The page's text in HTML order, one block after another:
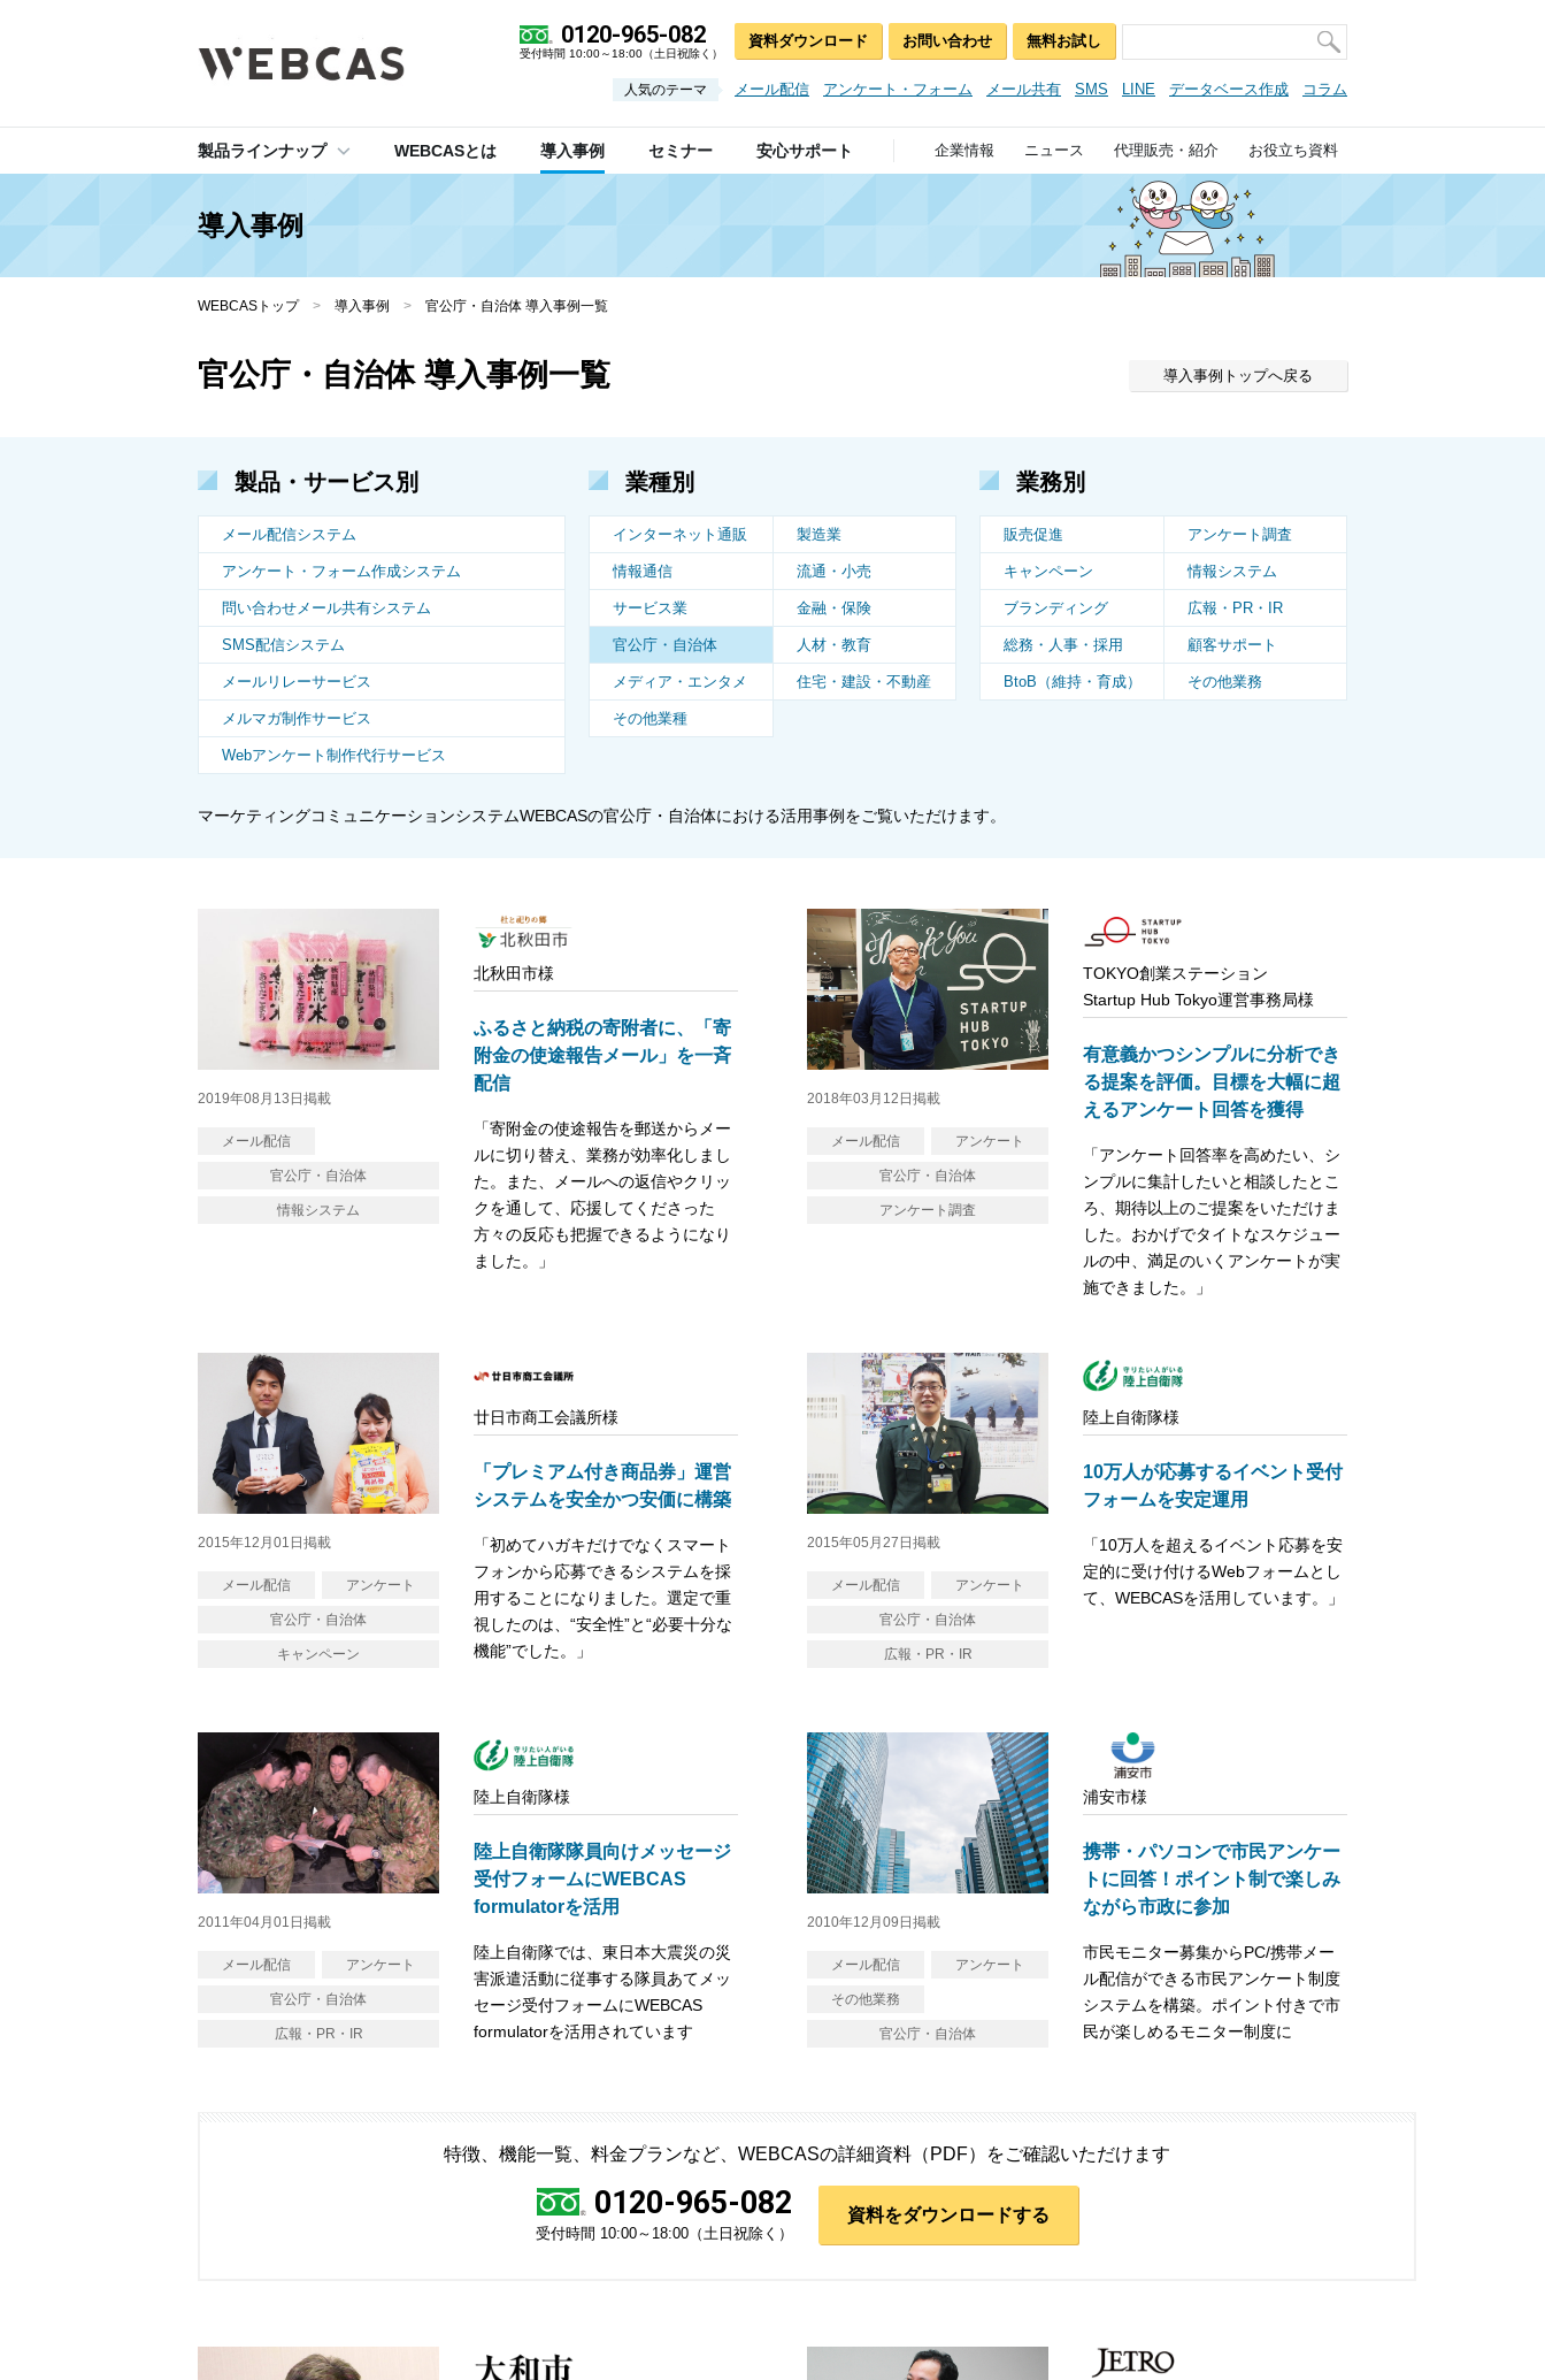
製品ラインナップ WEBCASとは 導入事例 セミナー 安心サポート 企業情報 ニュース 代理販売・紹介 お役立ち資料
0120-965-082
受付時間 10:00～18:00（土日祝除く）
資料ダウンロード お問い合わせ 無料お試し
人気のテーマ メール配信 アンケート・フォーム メール共有 SMS LINE データベース作成 コラム
導入事例
WEBCASトップ > 導入事例 > 官公庁・自治体 導入事例一覧
官公庁・自治体 導入事例一覧 導入事例トップへ戻る
製品・サービス別
メール配信システム
アンケート・フォーム作成システム
問い合わせメール共有システム
SMS配信システム
メールリレーサービス
メルマガ制作サービス
Webアンケート制作代行サービス
業種別
インターネット通販 製造業
情報通信 流通・小売
サービス業 金融・保険
官公庁・自治体 人材・教育
メディア・エンタメ 住宅・建設・不動産
その他業種
業務別
販売促進 アンケート調査
キャンペーン 情報システム
ブランディング 広報・PR・IR
総務・人事・採用 顧客サポート
BtoB（維持・育成） その他業務
マーケティングコミュニケーションシステムWEBCASの官公庁・自治体における活用事例をご覧いただけます。
北秋田市様
ふるさと納税の寄附者に、「寄
附金の使途報告メール」を一斉
配信
「寄附金の使途報告を郵送からメー
ルに切り替え、業務が効率化しまし
た。また、メールへの返信やクリッ
クを通して、応援してくださった
方々の反応も把握できるようになり
ました。」
メール配信
官公庁・自治体
情報システム
2019年08月13日掲載
TOKYO創業ステーション
Startup Hub Tokyo運営事務局様
有意義かつシンプルに分析でき
る提案を評価。目標を大幅に超
えるアンケート回答を獲得
「アンケート回答率を高めたい、シ
ンプルに集計したいと相談したとこ
ろ、期待以上のご提案をいただけま
した。おかげでタイトなスケジュー
ルの中、満足のいくアンケートが実
施できました。」
メール配信 アンケート
官公庁・自治体
アンケート調査
2018年03月12日掲載
廿日市商工会議所様
「プレミアム付き商品券」運営
システムを安全かつ安価に構築
「初めてハガキだけでなくスマート
フォンから応募できるシステムを採
用することになりました。選定で重
視したのは、“安全性”と“必要十分な
機能”でした。」
メール配信 アンケート
官公庁・自治体
キャンペーン
2015年12月01日掲載
陸上自衛隊様
10万人が応募するイベント受付
フォームを安定運用
「10万人を超えるイベント応募を安
定的に受け付けるWebフォームとし
て、WEBCASを活用しています。」
メール配信 アンケート
官公庁・自治体
広報・PR・IR
2015年05月27日掲載
陸上自衛隊様
陸上自衛隊隊員向けメッセージ
受付フォームにWEBCAS
formulatorを活用
陸上自衛隊では、東日本大震災の災
害派遣活動に従事する隊員あてメッ
セージ受付フォームにWEBCAS
formulatorを活用されています
メール配信 アンケート
官公庁・自治体
広報・PR・IR
2011年04月01日掲載
浦安市様
携帯・パソコンで市民アンケー
トに回答！ポイント制で楽しみ
ながら市政に参加
市民モニター募集からPC/携帯メー
ル配信ができる市民アンケート制度
システムを構築。ポイント付きで市
民が楽しめるモニター制度に
メール配信 アンケート
その他業務
官公庁・自治体
2010年12月09日掲載
特徴、機能一覧、料金プランなど、WEBCASの詳細資料（PDF）をご確認いただけます
0120-965-082
受付時間 10:00～18:00（土日祝除く）
資料をダウンロードする